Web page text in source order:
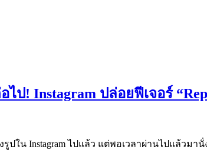
! Instagram ปล่อยฟีเจอร์
ปใน Instagram ไปแล้ว แต่พอเวลาผ่านไปแล้ว